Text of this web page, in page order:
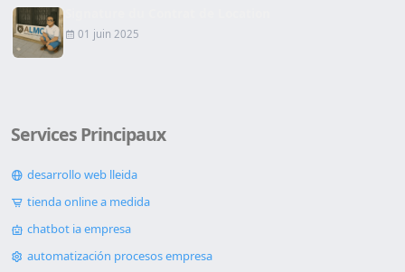
01 juin 2025
Services Principaux
desarrollo web lleida
tienda online a medida
chatbot ia empresa
automatización procesos empresa